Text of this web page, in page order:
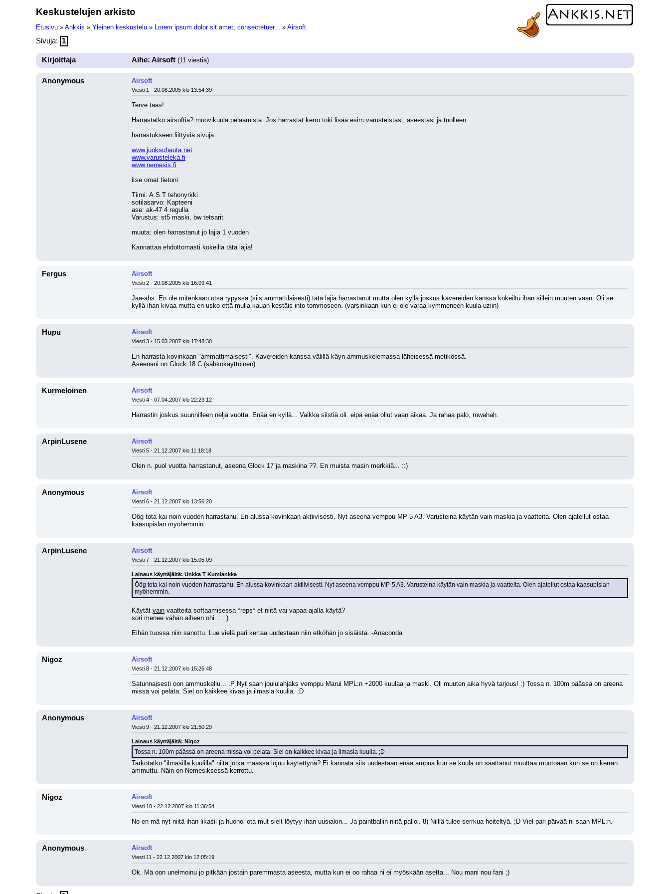
Keskustelujen arkisto
Etusivu » Ankkis » Yleinen keskustelu » Lorem ipsum dolor sit amet, consectetuer... » Airsoft
Sivuja: 1
Kirjoittaja Aihe: Airsoft (11 viestiä)
Anonymous Airsoft
Viesti 1 - 20.08.2005 klo 13:54:39
Terve taas!
Harrastatko airsoftia? muovikuula pelaamista. Jos harrastat kerro toki lisää esim varusteistasi, aseestasi ja tuolleen
harrastukseen liittyviä sivuja
www.juoksuhauta.net
www.varusteleka.fi
www.nemesis.fi
itse omat tietoni:
Tiimi: A.S.T tehonyrkki
sotilasarvo: Kapteeni
ase: ak-47 4 regulla
Varustus: st5 maski, bw tetsarit
muuta: olen harrastanut jo lajia 1 vuoden
Kannattaa ehdottomasti kokeilla tätä lajia!
Fergus Airsoft
Viesti 2 - 20.08.2005 klo 16:09:41
Jaa-ahs. En ole mitenkään otsa rypyssä (siis ammattilaisesti) tätä lajia harrastanut mutta olen kyllä joskus kavereiden kanssa kokeiltu ihan sillein muuten vaan. Oli se
kyllä ihan kivaa mutta en usko että mulla kauan kestäis into tommoseen. (varsinkaan kun ei ole varaa kymmeneen kuula-uziin)
Hupu Airsoft
Viesti 3 - 15.03.2007 klo 17:48:30
En harrasta kovinkaan "ammattimaisesti". Kavereiden kanssa välillä käyn ammuskelemassa läheisessä metikössä.
Aseenani on Glock 18 C (sähkökäyttöinen)
Kurmeloinen Airsoft
Viesti 4 - 07.04.2007 klo 22:23:12
Harrastin joskus suunnilleen neljä vuotta. Enää en kyllä... Vaikka siistiä oli. eipä enää ollut vaan aikaa. Ja rahaa palo, mwahah.
ArpinLusene Airsoft
Viesti 5 - 21.12.2007 klo 11:18:18
Olen n. puol vuotta harrastanut, aseena Glock 17 ja maskina ??. En muista masin merkkiä... ::)
Anonymous Airsoft
Viesti 6 - 21.12.2007 klo 13:56:20
Öög tota kai noin vuoden harrastanu. En alussa kovinkaan aktiivisesti. Nyt aseena vemppu MP-5 A3. Varusteina käytän vain maskia ja vaatteita. Olen ajatellut ostaa
kaasupislan myöhemmin.
ArpinLusene Airsoft
Viesti 7 - 21.12.2007 klo 15:05:09
Lainaus käyttäjältä: Unkka T Kumiankka
Öög tota kai noin vuoden harrastanu. En alussa kovinkaan aktiivisesti. Nyt aseena vemppu MP-5 A3. Varusteina käytän vain maskia ja vaatteita. Olen ajatellut ostaa kaasupislan
myöhemmin.
Käytät vain vaatteita softaamisessa *reps* et niitä vai vapaa-ajalla käytä?
sori menee vähän aiheen ohi... ::)
Eihän tuossa niin sanottu. Lue vielä pari kertaa uudestaan niin etköhän jo sisäistä. -Anaconda
Nigoz Airsoft
Viesti 8 - 21.12.2007 klo 15:26:48
Satunnaisesti oon ammuskellu... :P Nyt saan joululahjaks vemppu Marui MPL:n +2000 kuulaa ja maski. Oli muuten aika hyvä tarjous! :) Tossa n. 100m päässä on areena
missä voi pelata. Siel on kaikkee kivaa ja ilmasia kuulia. ;D
Anonymous Airsoft
Viesti 9 - 21.12.2007 klo 21:50:29
Lainaus käyttäjältä: Nigoz
Tossa n. 100m päässä on areena missä voi pelata. Siel on kaikkee kivaa ja ilmasia kuulia. ;D
Tarkotatko "ilmasilla kuulilla" niitä jotka maassa lojuu käytettynä? Ei kannata siis uudestaan enää ampua kun se kuula on saattanut muuttaa muotoaan kun se on kerran
ammuttu. Näin on Nemesiksessä kerrottu.
Nigoz Airsoft
Viesti 10 - 22.12.2007 klo 11:36:54
No en mä nyt niitä ihan likasii ja huonoi ota mut sielt löytyy ihan uusiakin... Ja paintballin niitä palloi. 8) Niillä tulee serrkua heiteltyä. ;D Viel pari päivää ni saan MPL:n.
Anonymous Airsoft
Viesti 11 - 22.12.2007 klo 12:05:19
Ok. Mä oon unelmoinu jo pitkään jostain paremmasta aseesta, mutta kun ei oo rahaa ni ei myöskään asetta... Nou mani nou fani ;)